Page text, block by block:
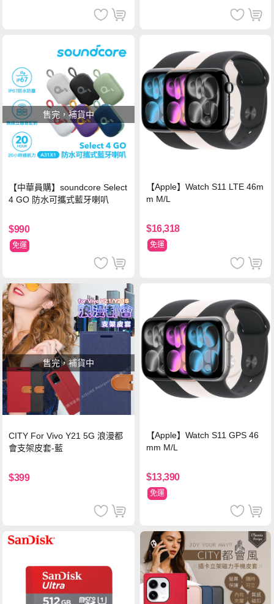
售完，補貨中
【中華員購】soundcore Select
4 GO 防水可攜式藍牙喇叭
$990
免運
【Apple】Watch S11 LTE 46m
m M/L
$16,318
免運
售完，補貨中
CITY For Vivo Y21 5G 浪漫都
會支架皮套-藍
$399
【Apple】Watch S11 GPS 46
mm M/L
$13,390
免運